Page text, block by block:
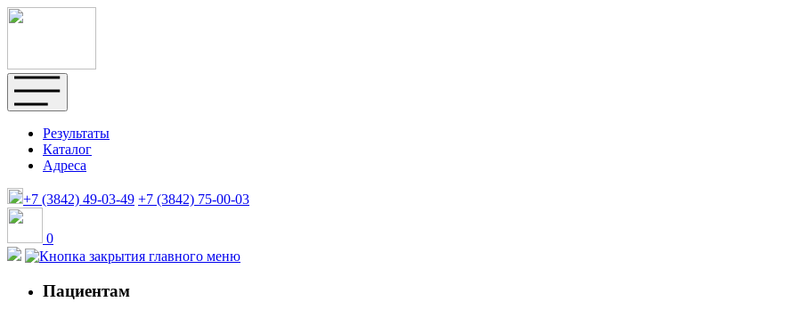
Результаты
Каталог
Адреса
+7 (3842) 49-03-49 +7 (3842) 75-00-03
0
Пациентам